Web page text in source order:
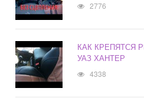
2776
КАК КРЕПЯТСЯ
УАЗ ХАНТЕР
4338